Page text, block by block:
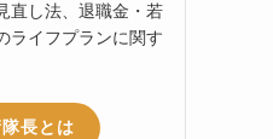
直し法、退職金・若
ライフプランに関す
長とは